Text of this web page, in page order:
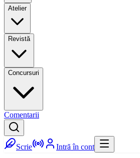
Atelier
Revistă
Concursuri
Comentarii
Scrie Intră în cont